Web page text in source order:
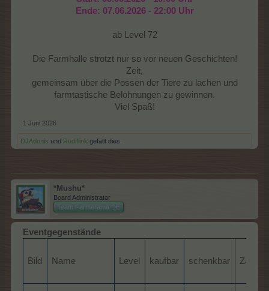
Ende: 07.06.2026 - 22:00 Uhr
ab Level 72
Die Farmhalle strotzt nur so vor neuen Geschichten!
Zeit,
gemeinsam über die Possen der Tiere zu lachen und
farmtastische Belohnungen zu gewinnen.
Viel Spaß!​
1 Juni 2026
DJAdonis und Rudiflink gefällt dies.
*Mushu*
Board Administrator
Team Farmerama DE
Eventgegenstände
Bild Name Level kaufbar schenkbar